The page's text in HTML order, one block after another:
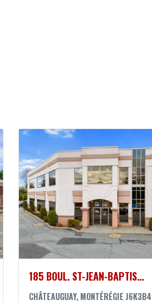
185 BOUL. ST-JEAN-BAPTISTE
CHÂTEAUGUAY, MONTÉRÉGIE J6K3B4